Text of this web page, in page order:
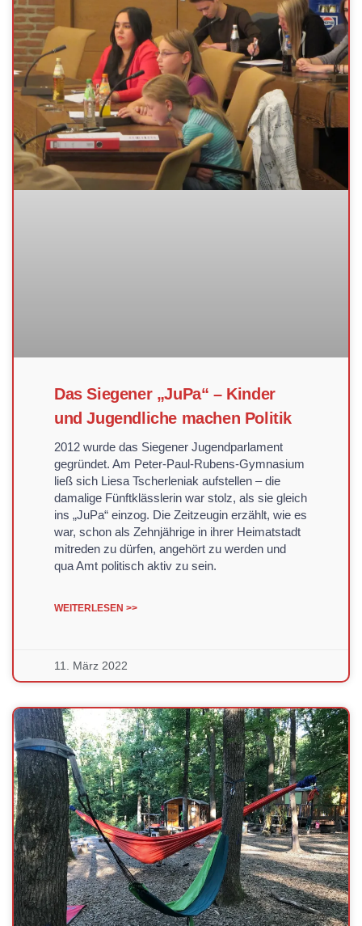
Das Siegener „JuPa“ – Kinder
und Jugendliche machen Politik
2012 wurde das Siegener Jugendparlament
gegründet. Am Peter-Paul-Rubens-Gymnasium
ließ sich Liesa Tscherleniak aufstellen – die
damalige Fünftklässlerin war stolz, als sie gleich
ins „JuPa“ einzog. Die Zeitzeugin erzählt, wie es
war, schon als Zehnjährige in ihrer Heimatstadt
mitreden zu dürfen, angehört zu werden und
qua Amt politisch aktiv zu sein.
WEITERLESEN >>
11. März 2022